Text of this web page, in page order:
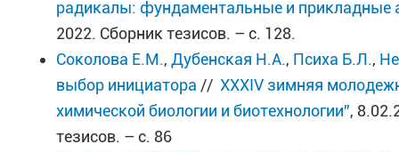
радикалы: фундаментальные и прикладные
2022. Сборник тезисов. – с. 128.
Соколова Е.М., Дубенская Н.А., Психа Б.Л.,
выбор инициатора // XXXIV зимняя
химической биологии и биотехнологии”,
тезисов. – с. 86